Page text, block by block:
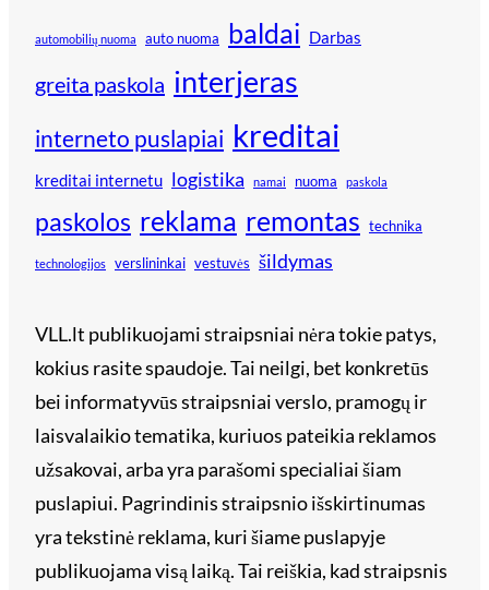
automobilių nuoma auto nuoma baldai Darbas
greita paskola interjeras
interneto puslapiai kreditai
kreditai internetu logistika namai nuoma paskola
paskolos reklama remontas technika
technologijos verslininkai vestuvės šildymas
VLL.lt publikuojami straipsniai nėra tokie patys,
kokius rasite spaudoje. Tai neilgi, bet konkretūs
bei informatyvūs straipsniai verslo, pramogų ir
laisvalaikio tematika, kuriuos pateikia reklamos
užsakovai, arba yra parašomi specialiai šiam
puslapiui. Pagrindinis straipsnio išskirtinumas
yra tekstinė reklama, kuri šiame puslapyje
publikuojama visą laiką. Tai reiškia, kad straipsnis